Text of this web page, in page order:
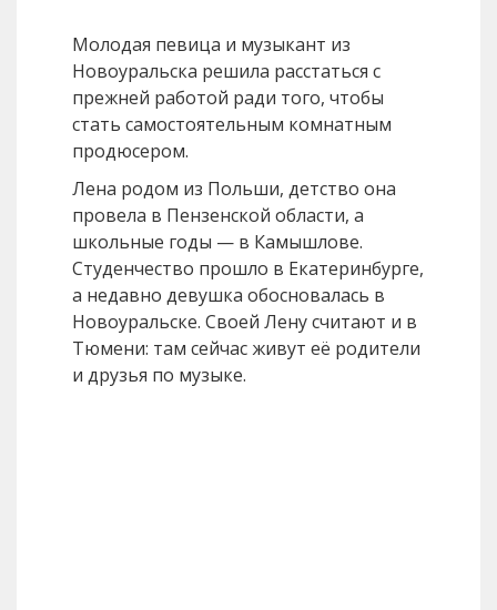
Молодая певица и музыкант из
Новоуральска решила расстаться с
прежней работой ради того, чтобы
стать самостоятельным комнатным
продюсером.
Лена родом из Польши, детство она
провела в Пензенской области, а
школьные годы — в Камышлове.
Студенчество прошло в Екатеринбурге,
а недавно девушка обосновалась в
Новоуральске. Своей Лену считают и в
Тюмени: там сейчас живут её родители
и друзья по музыке.